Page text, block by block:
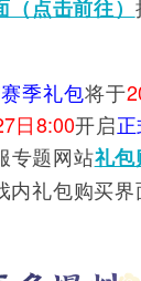
点击前往）
季礼包将于
日8:00开启
专题网站礼
内礼包购买